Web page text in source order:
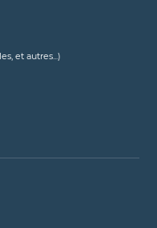
et autres...)